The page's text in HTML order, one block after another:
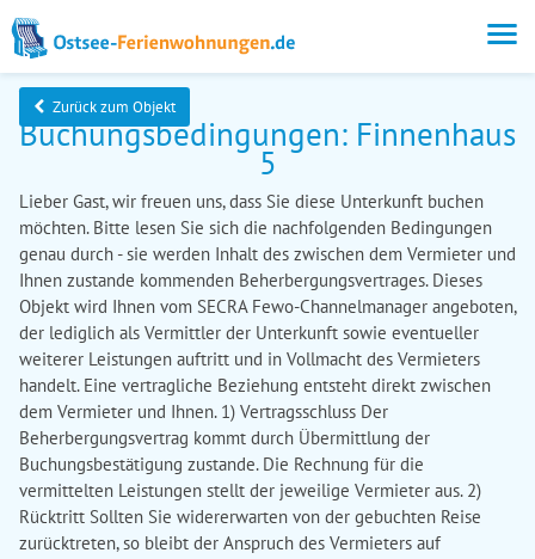
Zurück zum Objekt
Buchungsbedingungen: Finnenhaus
5
Lieber Gast, wir freuen uns, dass Sie diese Unterkunft buchen
möchten. Bitte lesen Sie sich die nachfolgenden Bedingungen
genau durch - sie werden Inhalt des zwischen dem Vermieter und
Ihnen zustande kommenden Beherbergungsvertrages. Dieses
Objekt wird Ihnen vom SECRA Fewo-Channelmanager angeboten,
der lediglich als Vermittler der Unterkunft sowie eventueller
weiterer Leistungen auftritt und in Vollmacht des Vermieters
handelt. Eine vertragliche Beziehung entsteht direkt zwischen
dem Vermieter und Ihnen. 1) Vertragsschluss Der
Beherbergungsvertrag kommt durch Übermittlung der
Buchungsbestätigung zustande. Die Rechnung für die
vermittelten Leistungen stellt der jeweilige Vermieter aus. 2)
Rücktritt Sollten Sie widererwarten von der gebuchten Reise
zurücktreten, so bleibt der Anspruch des Vermieters auf